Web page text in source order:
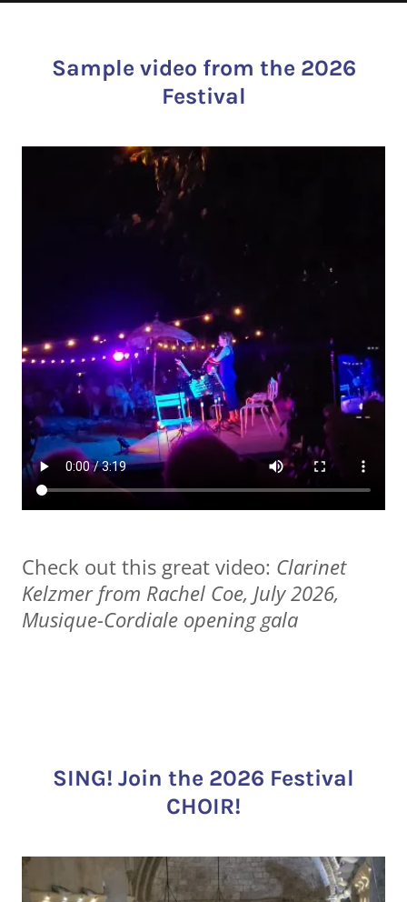
Sample video from the 2026
Festival
Check out this great video: Clarinet
Kelzmer from Rachel Coe, July 2026,
Musique-Cordiale opening gala
SING! Join the 2026 Festival
CHOIR!